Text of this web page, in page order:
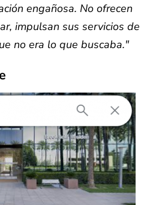
engañosa. No ofrecen
impulsan sus servicios de
no era lo que buscaba."